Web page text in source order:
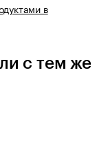
в
с тем же